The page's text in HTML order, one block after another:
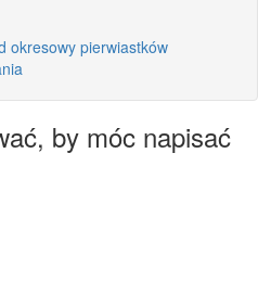
okresowy pierwiastków
by móc napisać